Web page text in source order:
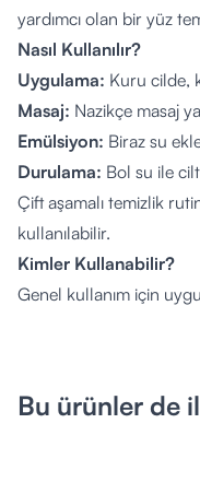
yardımcı olan bir yüz
Nasıl Kullanılır?
Uygulama: Kuru cilde,
Masaj: Nazikçe masaj
Emülsiyon: Biraz su
Durulama: Bol su ile
Çift aşamalı temizlik
kullanılabilir.
Kimler Kullanabilir?
Genel kullanım için
ETHYLHEXYL
Bu ürünler de